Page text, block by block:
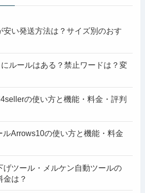
安い発送方法は？サイズ別のおす
ルールはある？禁止ワードは？変
の使い方と機能・料金・評判
ルArrows10の使い方と機能・料金
げツール・メルケン自動ツールの
金は？